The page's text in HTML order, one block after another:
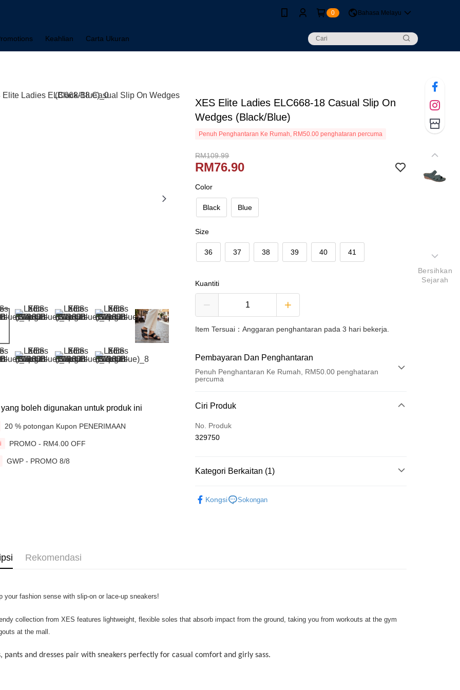
0 Bahasa Melayu
Keahlian Carta Ukuran
boleh digunakan untuk produk ini
20 % potongan Kupon PENERIMAAN
PROMO - RM4.00 OFF
GWP - PROMO 8/8
XES Elite Ladies ELC668-18 Casual Slip On
Wedges (Black/Blue)
Penuh Penghantaran Ke Rumah, RM50.00 penghataran percuma
RM109.99
RM76.90
Color
Black Blue
Size
36 37 38 39 40 41
Kuantiti
Item Tersuai：Anggaran penghantaran pada 3 hari bekerja.
Pembayaran Dan Penghantaran
Penuh Penghantaran Ke Rumah, RM50.00 penghataran
percuma
Kaedah Pembayaran
Kad Kredit
Perbankan atas talian
Leong Bank, Bank Islam, AmBank, BSN Bank.
Touch 'n Go
RM50.00 atau lebih
Ciri Produk
No. Produk
329750
Kategori Berkaitan (1)
Kongsi
Sokongan
Rekomendasi
your fashion sense with slip-on or lace-up sneakers!
collection from XES features lightweight, flexible soles that absorb impact from the ground, taking you from workouts at the gym
at the mall.
pants and dresses pair with sneakers perfectly for casual comfort and girly sass.
Bersihkan
Sejarah